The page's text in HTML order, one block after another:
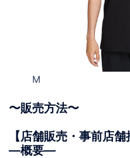
M
〜販売方法〜
【店舗販売・事前店舗
―概要―